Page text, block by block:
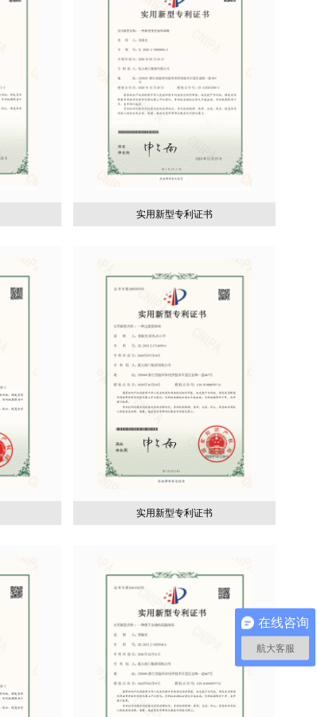
实用新型专利证书
实用新型专利证书
在线咨询
航大客服